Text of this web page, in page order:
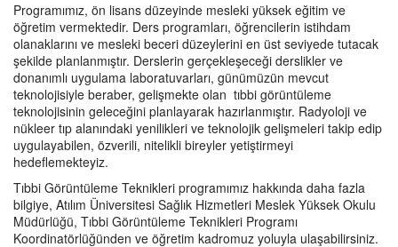
Programımız, ön lisans düzeyinde mesleki yüksek eğitim ve
öğretim vermektedir. Ders programları, öğrencilerin istihdam
olanaklarını ve mesleki beceri düzeylerini en üst seviyede tutacak
şekilde planlanmıştır. Derslerin gerçekleşeceği derslikler ve
donanımlı uygulama laboratuvarları, günümüzün mevcut
teknolojisiyle beraber, gelişmekte olan tıbbi görüntüleme
teknolojisinin geleceğini planlayarak hazırlanmıştır. Radyoloji ve
nükleer tıp alanındaki yenilikleri ve teknolojik gelişmeleri takip edip
uygulayabilen, özverili, nitelikli bireyler yetiştirmeyi
hedeflemekteyiz.
Tıbbi Görüntüleme Teknikleri programımız hakkında daha fazla
bilgiye, Atılım Üniversitesi Sağlık Hizmetleri Meslek Yüksek Okulu
Müdürlüğü, Tıbbi Görüntüleme Teknikleri Programı
Koordinatörlüğünden ve öğretim kadromuz yoluyla ulaşabilirsiniz.